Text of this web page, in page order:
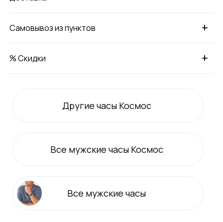
+
Самовывоз из пунктов
+
% Скидки
Другие часы Космос
Все мужские часы Космос
Все мужские часы